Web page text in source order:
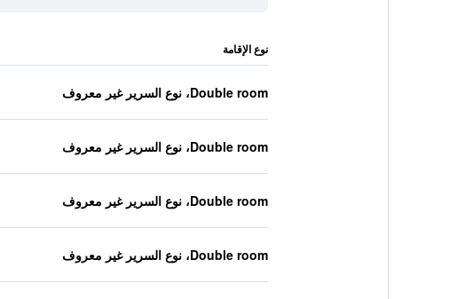
نوع الإقامة
Double room، نوع السرير غير معروف
Double room، نوع السرير غير معروف
Double room، نوع السرير غير معروف
Double room، نوع السرير غير معروف